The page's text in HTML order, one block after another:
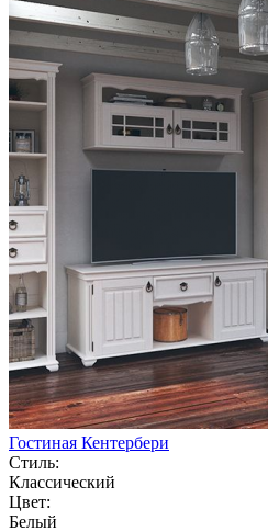
Гостиная Кентербери
Стиль:
Классический
Цвет:
Белый